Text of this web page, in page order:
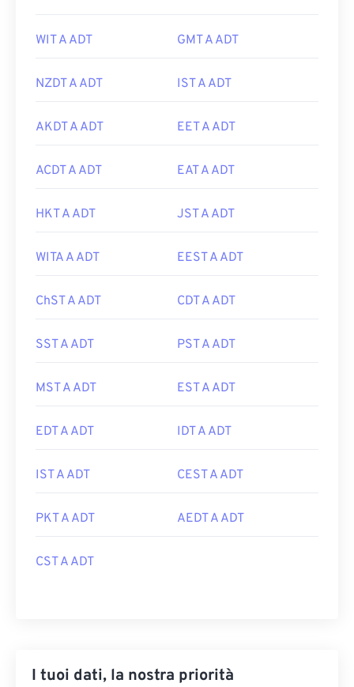
WIT A ADT GMT A ADT
NZDT A ADT IST A ADT
AKDT A ADT EET A ADT
ACDT A ADT EAT A ADT
HKT A ADT JST A ADT
WITA A ADT EEST A ADT
ChST A ADT CDT A ADT
SST A ADT PST A ADT
MST A ADT EST A ADT
EDT A ADT IDT A ADT
IST A ADT CEST A ADT
PKT A ADT AEDT A ADT
CST A ADT
I tuoi dati, la nostra priorità